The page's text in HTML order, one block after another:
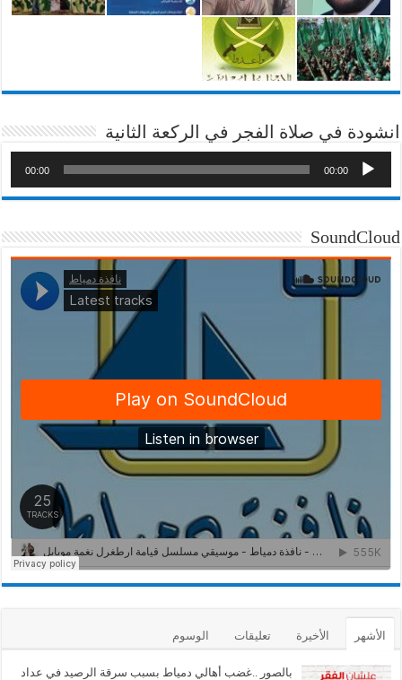
انشودة في صلاة الفجر في الركعة الثانية
00:00
00:00
SoundCloud
الأشهر الأخيرة تعليقات الوسوم
بالصور ..غضب أهالي دمياط بسبب سرقة الرصيد في عداد